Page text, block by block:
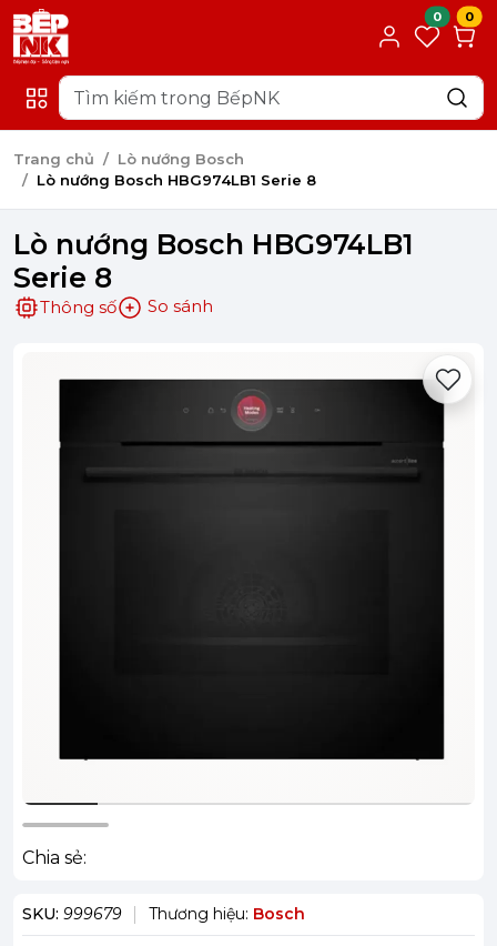
0 0
Trang chủ
Lò nướng Bosch
Lò nướng Bosch HBG974LB1 Serie 8
Lò nướng Bosch HBG974LB1
Serie 8
Thông số So sánh
Chia sẻ:
SKU: 999679 Thương hiệu: Bosch